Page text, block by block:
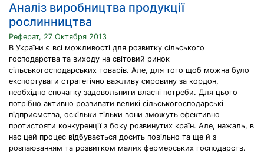
Аналіз виробництва продукції
рослинництва
Реферат, 27 Октября 2013
В України є всі можливості для розвитку сільського
господарства та виходу на світовий ринок
сільськогосподарських товарів. Але, для того щоб можна було
експортувати стратегічно важливу сировину за кордон,
необхідно спочатку задовольнити власні потреби. Для цього
потрібно активно розвивати великі сільськогосподарські
підприємства, оскільки тільки вони зможуть ефективно
протистояти конкуренції з боку розвинутих країн. Але, нажаль, в
нас цей процес відбувається досить повільно та ще й з
розпаюванням та розвитком малих фермерських господарств.